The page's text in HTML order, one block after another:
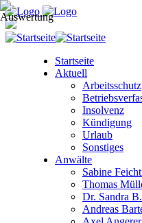
Startseite
Aktuell
Arbeitsschutz
Insolvenz
Kündigung
Urlaub
Sonstiges
Anwälte
Sabine
Thomas
Dr. Sandra
Andreas